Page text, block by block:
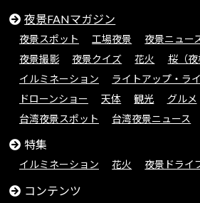
夜景FANマガジン
夜景スポット 工場夜景 夜景ニュー
夜景撮影
夜景クイズ 花火
桜（夜
イルミネーション
ライトアップ・ラ
ドローンショー
天体 観光 グルメ
台湾夜景スポット
台湾夜景ニュース
特集
イルミネーション 花火 夜景ドライ
コンテンツ